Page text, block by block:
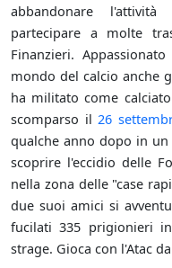
abbandonare
partecipare a molte
Finanzieri.
mondo del calcio anche
ha militato come
scomparso il26
qualche anno dopo in
scoprire l'eccidio delle
nella zona delle "case
due suoi amici si
fucilati 335 prigionieri
strage. Gioca con l'Atac